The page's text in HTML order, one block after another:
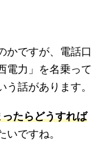
かですが、電話口
電力」を名乗って
話があります。
たらどうすれば
いですね。